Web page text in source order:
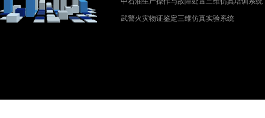
武警火灾物证鉴定三维仿真实验系统